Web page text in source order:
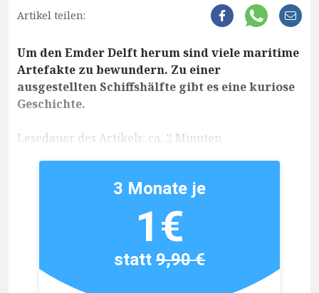
Artikel teilen:
Um den Emder Delft herum sind viele maritime
Artefakte zu bewundern. Zu einer
ausgestellten Schiffshälfte gibt es eine kuriose
Geschichte.
Lesedauer des Artikels: ca. 2 Minuten
3 Monate je
1€
statt9,90 €